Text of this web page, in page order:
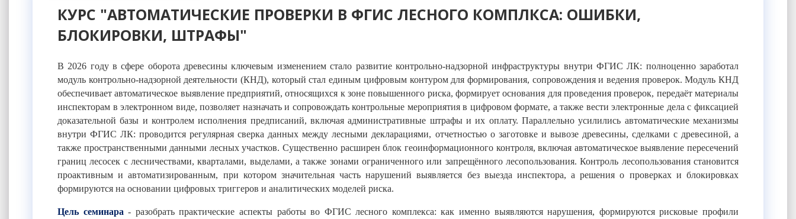
КУРС "АВТОМАТИЧЕСКИЕ ПРОВЕРКИ В ФГИС ЛЕСНОГО КОМПЛКСА: ОШИБКИ,
БЛОКИРОВКИ, ШТРАФЫ"
В 2026 году в сфере оборота древесины ключевым изменением стало развитие контрольно-надзорной инфраструктуры внутри ФГИС ЛК: полноценно заработал
модуль контрольно-надзорной деятельности (КНД), который стал единым цифровым контуром для формирования, сопровождения и ведения проверок. Модуль КНД
обеспечивает автоматическое выявление предприятий, относящихся к зоне повышенного риска, формирует основания для проведения проверок, передаёт материалы
инспекторам в электронном виде, позволяет назначать и сопровождать контрольные мероприятия в цифровом формате, а также вести электронные дела с фиксацией
доказательной базы и контролем исполнения предписаний, включая административные штрафы и их оплату. Параллельно усилились автоматические механизмы
внутри ФГИС ЛК: проводится регулярная сверка данных между лесными декларациями, отчетностью о заготовке и вывозе древесины, сделками с древесиной, а
также пространственными данными лесных участков. Существенно расширен блок геоинформационного контроля, включая автоматическое выявление пересечений
границ лесосек с лесничествами, кварталами, выделами, а также зонами ограниченного или запрещённого лесопользования. Контроль лесопользования становится
проактивным и автоматизированным, при котором значительная часть нарушений выявляется без выезда инспектора, а решения о проверках и блокировках
формируются на основании цифровых триггеров и аналитических моделей риска.
Цель семинара - разобрать практические аспекты работы во ФГИС лесного комплекса: как именно выявляются нарушения, формируются рисковые профили